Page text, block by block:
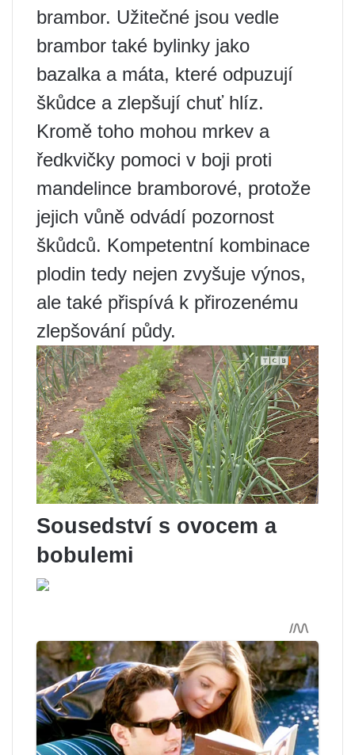
brambor. Užitečné jsou vedle
brambor také bylinky jako
bazalka a máta, které odpuzují
škůdce a zlepšují chuť hlíz.
Kromě toho mohou mrkev a
ředkvičky pomoci v boji proti
mandelince bramborové, protože
jejich vůně odvádí pozornost
škůdců. Kompetentní kombinace
plodin tedy nejen zvyšuje výnos,
ale také přispívá k přirozenému
zlepšování půdy.
Sousedství s ovocem a
bobulemi